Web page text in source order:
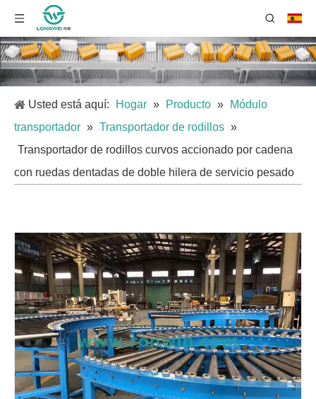
Usted está aquí: Hogar » Producto »
Módulo
transportador » Transportador de rodillos »
Transportador de rodillos curvos accionado por cadena
con ruedas dentadas de doble hilera de servicio pesado